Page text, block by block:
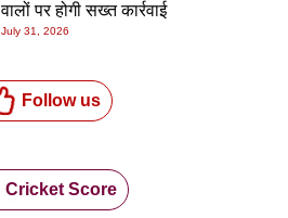
वालों पर होगी सख्त कार्रवाई
July 31, 2026
Follow us
Cricket Score